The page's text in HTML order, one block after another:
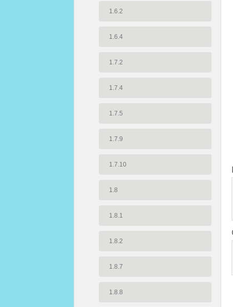
1.6.2
1.6.4
1.7.2
1.7.4
1.7.5
1.7.9
1.7.10
1.8
1.8.1
1.8.2
1.8.7
1.8.8